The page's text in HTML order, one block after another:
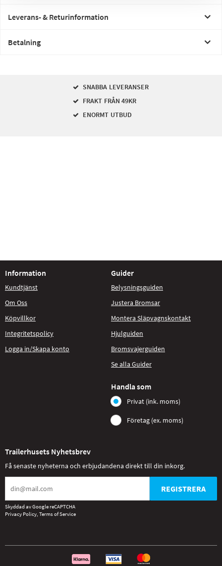
Leverans- & Returinformation
Betalning
SNABBA LEVERANSER
FRAKT FRÅN 49KR
ENORMT UTBUD
Information
Kundtjänst
Om Oss
Köpvillkor
Integritetspolicy
Logga in/Skapa konto
Guider
Belysningsguiden
Justera Bromsar
Montera Släpvagnskontakt
Hjulguiden
Bromsvajerguiden
Se alla Guider
Handla som
Privat (ink. moms)
Företag (ex. moms)
Trailerhusets Nyhetsbrev
Få senaste nyheterna och erbjudandena direkt till din inkorg.
REGISTRERA
Skyddad av Google reCAPTCHA
Privacy Policy, Terms of Service